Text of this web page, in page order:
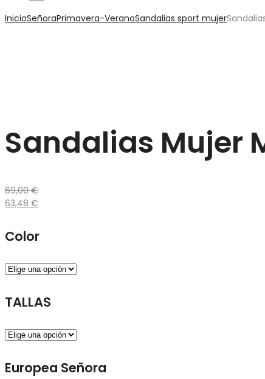
InicioSeñoraPrimavera-VeranoSandalias sport mujer
Sandalias Mujer
69,00€
63,48 €
Color
TALLAS
Europea Señora